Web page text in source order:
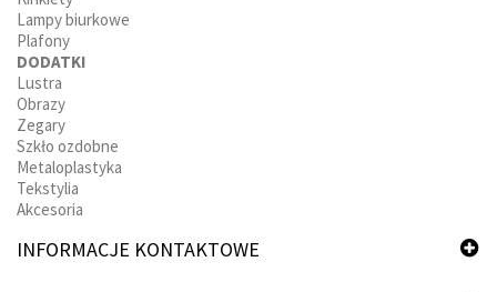
Lampy biurkowe
Plafony
DODATKI
Lustra
Obrazy
Zegary
Szkło ozdobne
Metaloplastyka
Tekstylia
Akcesoria
INFORMACJE KONTAKTOWE